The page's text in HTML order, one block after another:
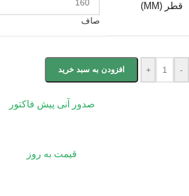
قطر (MM)
صاف
-
+ افزودن به سبد خرید
صدور آنی پیش فاکتور
قیمت به روز